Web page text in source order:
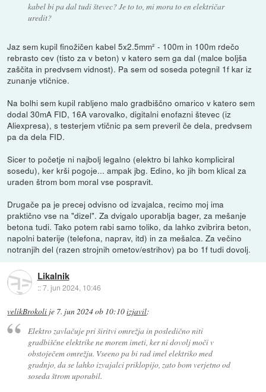
kabel bi pa dal tudi števec? Je to to, mi mora to en električar
uredit?
Jaz sem kupil finožičen kabel 5x2.5mm² - 100m in 100m rdečo
rebrasto cev (tisto za v beton) v katero sem ga dal (malce boljša
zaščita in predvsem vidnost). Pa sem od soseda potegnil 1f kar iz
zunanje vtičnice.
Na bolhi sem kupil rabljeno malo gradbiščno omarico v katero sem
dodal 30mA FID, 16A varovalko, digitalni enofazni števec (iz
Aliexpresa), s testerjem vtičnic pa sem preveril če dela, predvsem
pa da dela FID.
Sicer to početje ni najbolj legalno (elektro bi lahko kompliciral
sosedu), ker krši pogoje... ampak jbg. Edino, ko jih bom klical za
uraden štrom bom moral vse pospravit.
Drugače pa je precej odvisno od izvajalca, recimo moj ima
praktično vse na "dizel". Za dvigalo uporablja bager, za mešanje
betona tudi. Tako potem rabi samo toliko, da lahko zvibrira beton,
napolni baterije (telefona, naprav, itd) in za mešalca. Za večino
notranjih del (razen strojnih ometov/estrihov) pa bo 1f tudi dovolj.
Likalnik
::7. jun 2024, 10:46
velikBrokoli je 7. jun 2024 ob 10:10izjavil:
Elektro zavlačuje pri širitvi omrežja in posledično niti
gradbiščne elektrike ne morem imeti, ker ni dovolj moči v
obstoječem omrežju. Vseeno pa bi rad imel elektriko med
gradnjo, da se lahko izvajalci priklopijo, zato bom verjetno od
soseda štrom uporabil.